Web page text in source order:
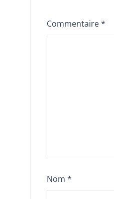
Commentaire*
Nom *